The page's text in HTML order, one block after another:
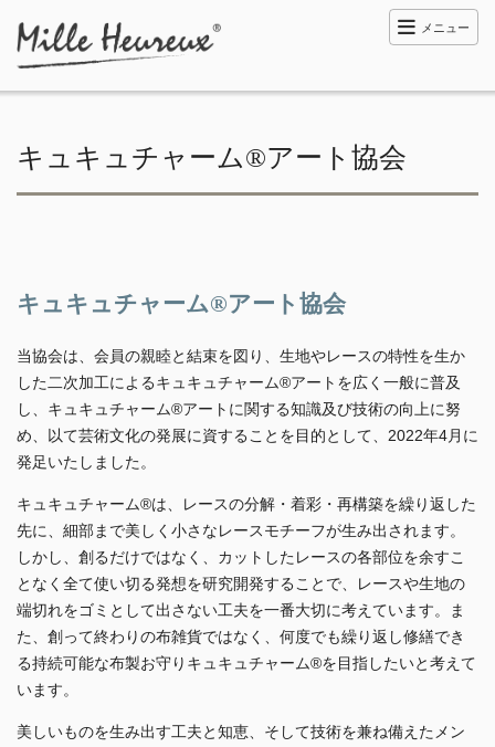
メニュー
キュキュチャーム®︎アート協会
キュキュチャーム®︎アート協会
当協会は、会員の親睦と結束を図り、生地やレースの特性を生か
した二次加工によるキュキュチャーム®アートを広く一般に普及
し、キュキュチャーム®アートに関する知識及び技術の向上に努
め、以て芸術文化の発展に資することを目的として、2022年4月に
発足いたしました。
キュキュチャーム®は、レースの分解・着彩・再構築を繰り返した
先に、細部まで美しく小さなレースモチーフが生み出されます。
しかし、創るだけではなく、カットしたレースの各部位を余すこ
となく全て使い切る発想を研究開発することで、レースや生地の
端切れをゴミとして出さない工夫を一番大切に考えています。ま
た、創って終わりの布雑貨ではなく、何度でも繰り返し修繕でき
る持続可能な布製お守りキュキュチャーム®を目指したいと考えて
います。
美しいものを生み出す工夫と知恵、そして技術を兼ね備えたメン